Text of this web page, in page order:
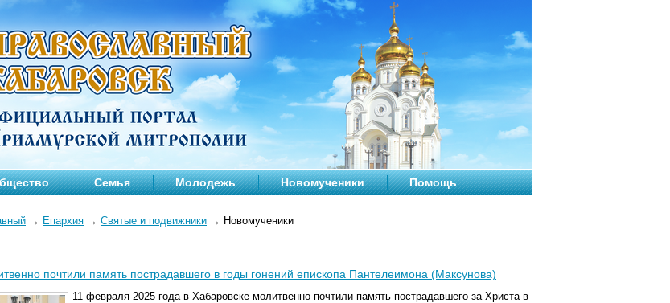
Семья Молодежь Новомученики Помощь
→ Епархия → Святые и подвижники → Новомученики
почтили память пострадавшего в годы гонений епископа Пантелеимона (Максунова)
11 февраля 2025 года в Хабаровске молитвенно почтили память пострадавшего за Христа в